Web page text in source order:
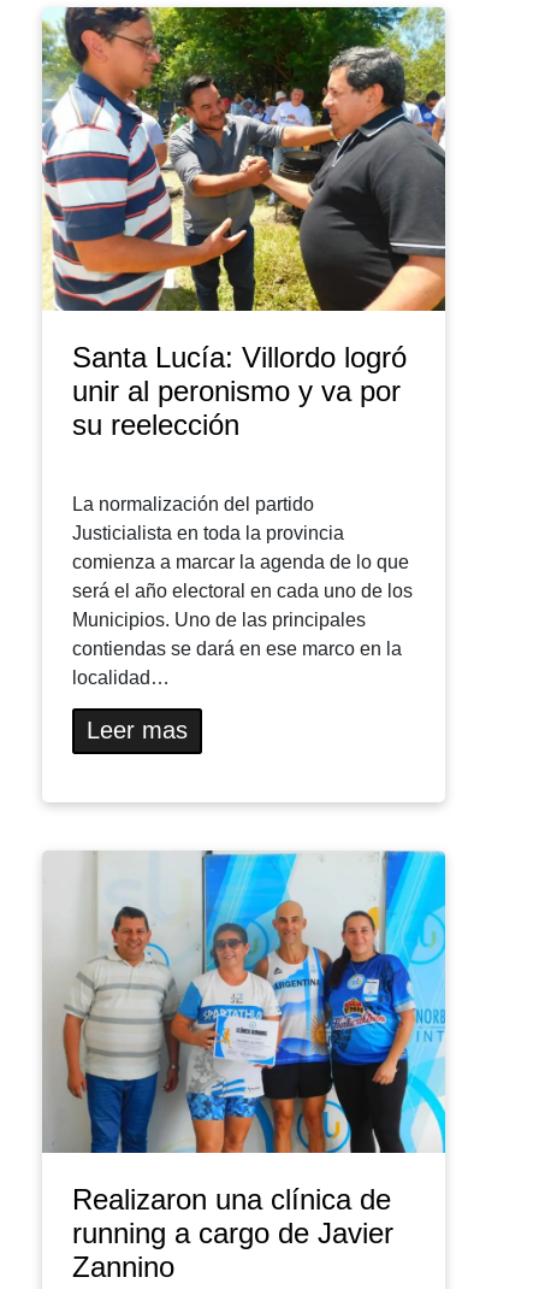
Santa Lucía: Villordo logró
unir al peronismo y va por
su reelección
La normalización del partido
Justicialista en toda la provincia
comienza a marcar la agenda de lo que
será el año electoral en cada uno de los
Municipios. Uno de las principales
contiendas se dará en ese marco en la
localidad…
Leer mas
Realizaron una clínica de
running a cargo de Javier
Zannino